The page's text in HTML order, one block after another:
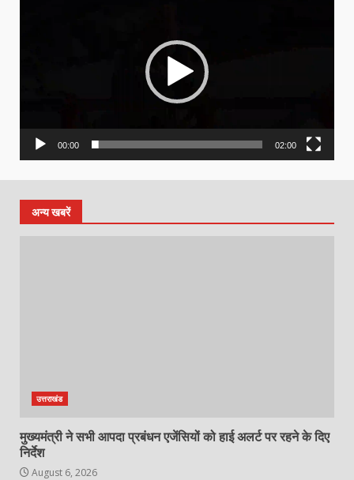
00:00 02:00
अन्य खबरें
उत्तराखंड
मुख्यमंत्री ने सभी आपदा प्रबंधन एजेंसियों को हाई अलर्ट पर रहने के दिए
निर्देश
August 6, 2026